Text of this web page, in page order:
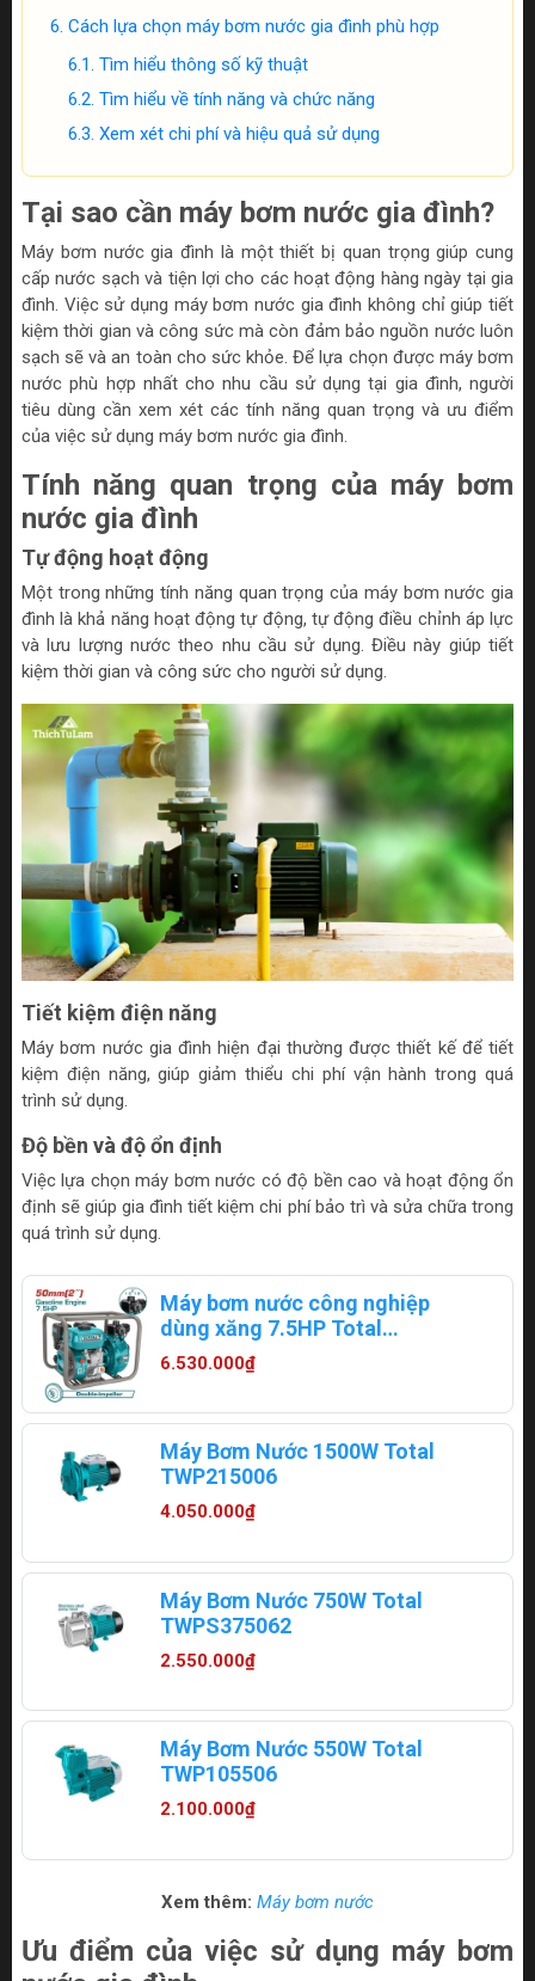
Cách lựa chọn máy bơm nước gia đình phù hợp
Tìm hiểu thông số kỹ thuật
Tìm hiểu về tính năng và chức năng
Xem xét chi phí và hiệu quả sử dụng
Tại sao cần máy bơm nước gia đình?
Máy bơm nước gia đình là một thiết bị quan trọng giúp cung
cấp nước sạch và tiện lợi cho các hoạt động hàng ngày tại gia
đình. Việc sử dụng máy bơm nước gia đình không chỉ giúp tiết
kiệm thời gian và công sức mà còn đảm bảo nguồn nước luôn
sạch sẽ và an toàn cho sức khỏe. Để lựa chọn được máy bơm
nước phù hợp nhất cho nhu cầu sử dụng tại gia đình, người
tiêu dùng cần xem xét các tính năng quan trọng và ưu điểm
của việc sử dụng máy bơm nước gia đình.
Tính năng quan trọng của máy bơm
nước gia đình
Tự động hoạt động
Một trong những tính năng quan trọng của máy bơm nước gia
đình là khả năng hoạt động tự động, tự động điều chỉnh áp lực
và lưu lượng nước theo nhu cầu sử dụng. Điều này giúp tiết
kiệm thời gian và công sức cho người sử dụng.
Tiết kiệm điện năng
Máy bơm nước gia đình hiện đại thường được thiết kế để tiết
kiệm điện năng, giúp giảm thiểu chi phí vận hành trong quá
trình sử dụng.
Độ bền và độ ổn định
Việc lựa chọn máy bơm nước có độ bền cao và hoạt động ổn
định sẽ giúp gia đình tiết kiệm chi phí bảo trì và sửa chữa trong
quá trình sử dụng.
Máy bơm nước công nghiệp
dùng xăng 7.5HP Total
TP3201H
6.530.000₫
Máy Bơm Nước 1500W Total
TWP215006
4.050.000₫
Máy Bơm Nước 750W Total
TWPS375062
2.550.000₫
Máy Bơm Nước 550W Total
TWP105506
2.100.000₫
Xem thêm: Máy bơm nước
Ưu điểm của việc sử dụng máy bơm